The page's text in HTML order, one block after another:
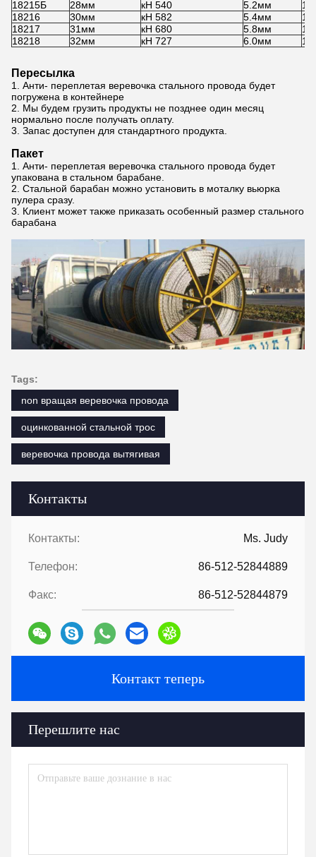
Контакты
Контакты: Ms. Judy
Телефон: 86-512-52844889
Факс: 86-512-52844879
Контакт теперь
Перешлите нас
18215Б 28мм кН 540 5.2мм
18216
30мм кН 582 5.4мм
18217
31мм кН 680 5.8мм
18218
32мм кН 727 6.0мм
Пересылка
1. Анти- переплетая веревочка стального провода будет
погружена в контейнере
2. Мы будем грузить продукты не позднее один месяц
нормально после получать оплату.
3. Запас доступен для стандартного продукта.
Пакет
1. Анти- переплетая веревочка стального провода будет
упакована в стальном барабане.
2. Стальной барабан можно установить в моталку вьюрка
пулера сразу.
3. Клиент может также приказать особенный размер стального
барабана
Tags:
non вращая веревочка провода
оцинкованной стальной трос
веревочка провода вытягивая